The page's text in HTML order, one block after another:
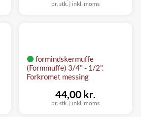
pr. stk. | inkl. moms
formindskermuffe
(Formmuffe) 3/4" - 1/2".
Forkromet messing
pr. stk. | inkl. moms
44,00 kr.